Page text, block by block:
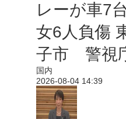
レーが車7
女6人負傷
子市 警視
国内
2026-08-04 14:39